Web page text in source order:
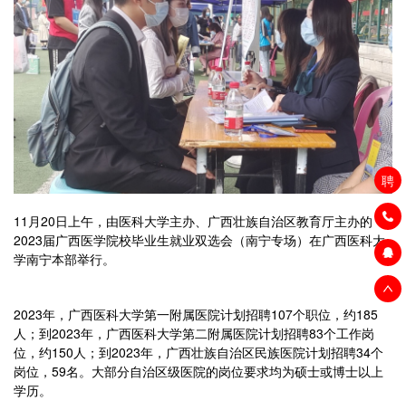
聘
11月20日上午，由医科大学主办、广西壮族自治区教育厅主办的
2023届广西医学院校毕业生就业双选会（南宁专场）在广西医科大
学南宁本部举行。
2023年，广西医科大学第一附属医院计划招聘107个职位，约185
人；到2023年，广西医科大学第二附属医院计划招聘83个工作岗
位，约150人；到2023年，广西壮族自治区民族医院计划招聘34个
岗位，59名。大部分自治区级医院的岗位要求均为硕士或博士以上
学历。